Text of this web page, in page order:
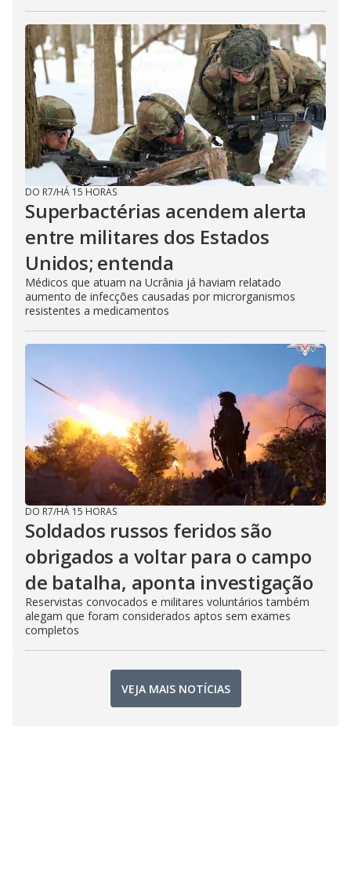
DO R7/HÁ 15 HORAS
Superbactérias acendem alerta
entre militares dos Estados
Unidos; entenda
Médicos que atuam na Ucrânia já haviam relatado
aumento de infecções causadas por microrganismos
resistentes a medicamentos
DO R7/HÁ 15 HORAS
Soldados russos feridos são
obrigados a voltar para o campo
de batalha, aponta investigação
Reservistas convocados e militares voluntários também
alegam que foram considerados aptos sem exames
completos
VEJA MAIS NOTÍCIAS